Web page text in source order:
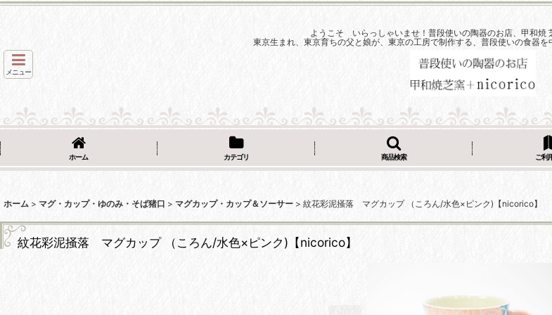
ようこそ いらっしゃいませ！普段使いの陶器のお店、甲和焼
東京生まれ、東京育ちの父と娘が、東京の工房で制作する、普段使いの食器を
メニュー
ホーム カテゴリ 商品検索 ご利
ホーム > マグ・カップ・ゆのみ・そば猪口 > マグカップ・カップ＆ソーサー > 紋花彩泥掻落 マグカップ （ころん/水色×ピンク)【nicorico】
紋花彩泥掻落 マグカップ （ころん/水色×ピンク)【nicorico】